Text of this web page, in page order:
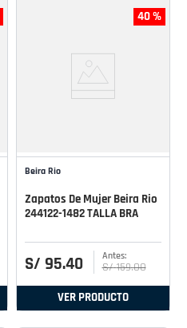
40 %
Beira Rio
Zapatos De Mujer Beira Rio
244122-1482 TALLA BRA
S/ 95.40 S/ 159.00
VER PRODUCTO